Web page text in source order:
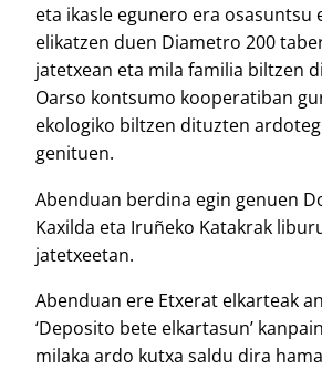
eta ikasle egunero era osasuntsu
elikatzen duen Diametro 200
jatetxean eta mila familia biltzen
Oarso kontsumo kooperatiban
ekologiko biltzen dituzten
genituen.
Abenduan berdina egin genuen
Kaxilda eta Iruñeko Katakrak
jatetxeetan.
Abenduan ere Etxerat elkarteak
‘Deposito bete elkartasun’
milaka ardo kutxa saldu dira